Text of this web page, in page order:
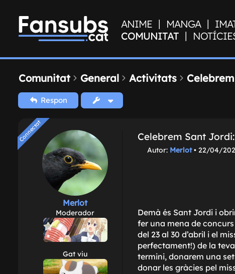
ANIME | MANGA |
COMUNITAT |
Comunitat General Activitats
Respon
Merlot
Moderador
Gat viu
Celebrem Sant
M
e
Autor: Merlot• 22/04/
Demà és Sant Jordi i
fer una mena de
del 23 al 30 d’abril i el
perfectament!) de la
termini, donarem una
donar les gràcies pel
Connectat
Connectat